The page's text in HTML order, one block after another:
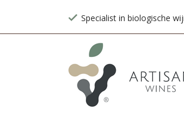
Specialist in biologische